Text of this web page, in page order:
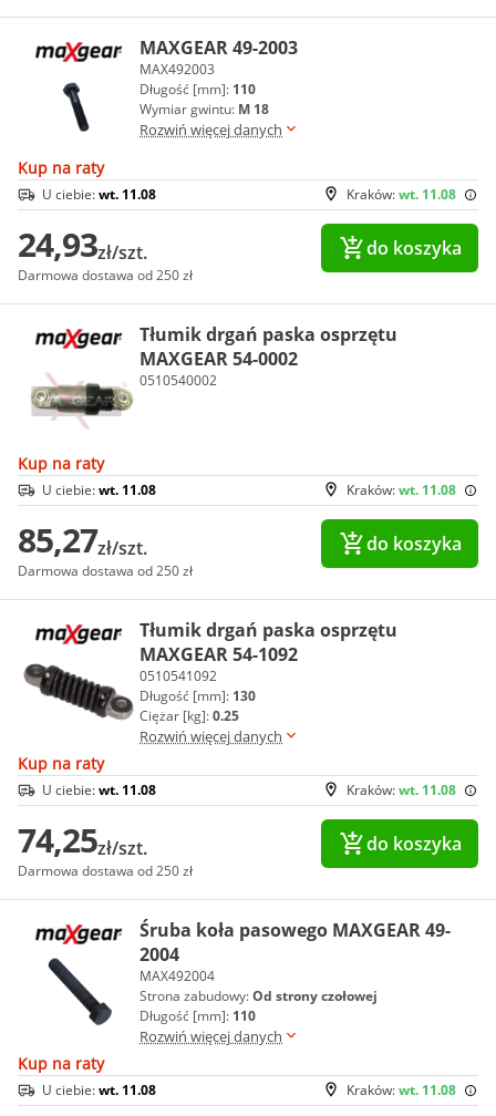
MAXGEAR 49-2003
MAX492003
Długość [mm]: 110
Wymiar gwintu: M 18
Rozwiń więcej danych
Kup na raty
Kraków:wt. 11.08
U ciebie:wt. 11.08
24,93zł/szt.
Darmowa dostawa od 250 zł
do koszyka
Tłumik drgań paska osprzętu
MAXGEAR 54-0002
0510540002
Kup na raty
Kraków:wt. 11.08
U ciebie:wt. 11.08
85,27zł/szt.
Darmowa dostawa od 250 zł
do koszyka
Tłumik drgań paska osprzętu
MAXGEAR 54-1092
0510541092
Długość [mm]: 130
Ciężar [kg]:0.25
Rozwiń więcej danych
Kup na raty
Kraków:wt. 11.08
U ciebie:wt. 11.08
74,25zł/szt.
Darmowa dostawa od 250 zł
do koszyka
Śruba koła pasowego MAXGEAR 49-
2004
MAX492004
Strona zabudowy:Od strony czołowej
Długość [mm]: 110
Rozwiń więcej danych
Kup na raty
Kraków:wt. 11.08
U ciebie:wt. 11.08